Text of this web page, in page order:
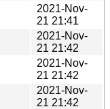
2021-Nov-
21 21:41
2021-Nov-
21 21:42
2021-Nov-
21 21:42
2021-Nov-
21 21:42